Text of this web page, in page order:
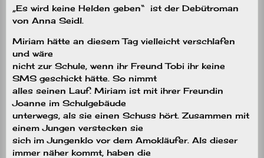
„Es wird keine Helden geben“
ist der Debütroman
von Anna Seidl.
Miriam hätte an diesem Tag vielleicht verschlafen
und wäre
nicht zur Schule, wenn ihr Freund Tobi ihr keine
SMS geschickt hätte. So nimmt
alles seinen Lauf. Miriam ist mit ihrer Freundin
Joanne im Schulgebäude
unterwegs, als sie einen Schuss hört. Zusammen mit
einem Jungen verstecken sie
sich im Jungenklo vor dem Amokläufer. Als dieser
immer näher kommt, haben die